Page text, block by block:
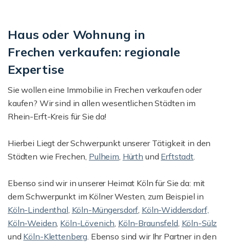
Haus oder Wohnung in
Frechen verkaufen: regionale
Expertise
Sie wollen eine Immobilie in Frechen verkaufen oder
kaufen? Wir sind in allen wesentlichen Städten im
Rhein-Erft-Kreis für Sie da!
Hierbei Liegt der Schwerpunkt unserer Tätigkeit in den
Städten wie Frechen, Pulheim Hürth und Erftstadt.
Ebenso sind wir in unserer Heimat Köln für Sie da: mit
dem Schwerpunkt im Kölner Westen, zum Beispiel in
Köln-Lindenthal Köln-Müngersdorf Köln-Widdersdorf,
Köln-Weiden Köln-Lövenich Köln-Braunsfeld Köln-Sülz
und Köln-Klettenberg . Ebenso sind wir Ihr Partner in den